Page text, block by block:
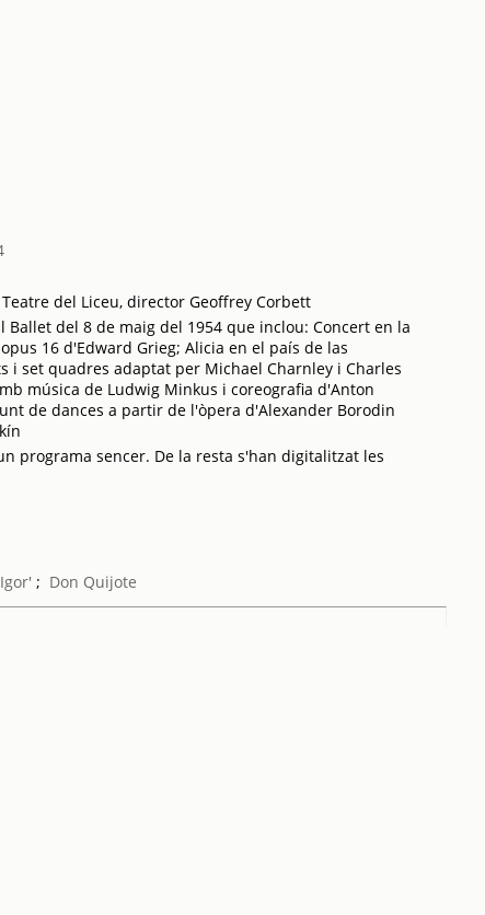
del Liceu, director Geoffrey Corbett
Ballet del 8 de maig del 1954 que inclou: Concert en la
16 d'Edward Grieg; Alicia en el país de las
i set quadres adaptat per Michael Charnley i Charles
música de Ludwig Minkus i coreografia d'Anton
de dances a partir de l'òpera d'Alexander Borodin
programa sencer. De la resta s'han digitalitzat les
; Don Quijote